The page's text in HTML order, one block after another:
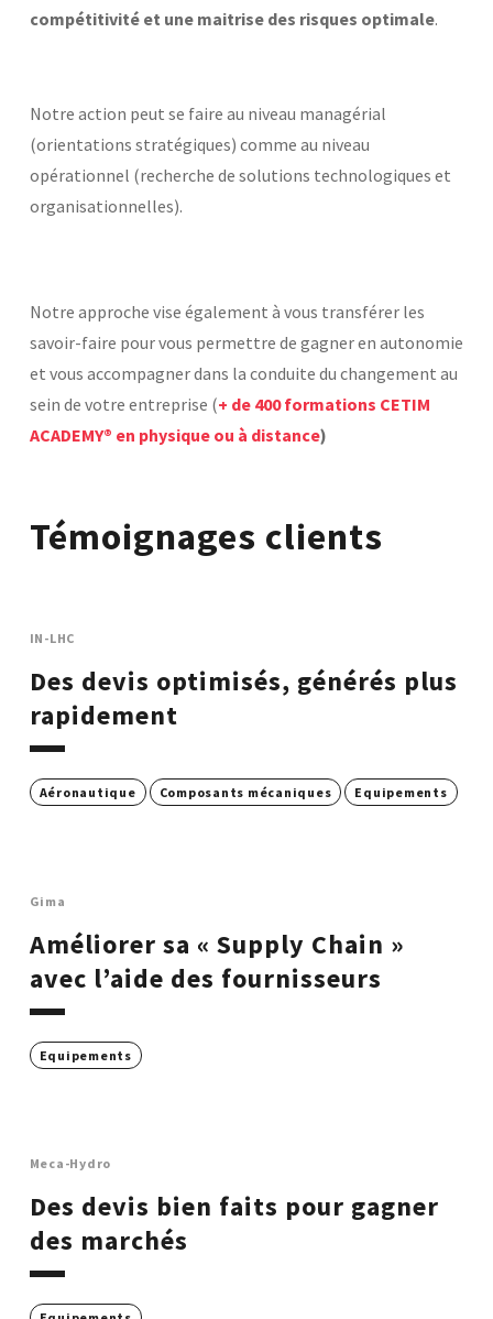
compétitivité et une maitrise des risques optimale.
Notre action peut se faire au niveau managérial
(orientations stratégiques) comme au niveau
opérationnel (recherche de solutions technologiques et
organisationnelles).
Notre approche vise également à vous transférer les
savoir-faire pour vous permettre de gagner en autonomie
et vous accompagner dans la conduite du changement au
sein de votre entreprise (+ de 400 formations CETIM
ACADEMY® en physique ou à distance)
Témoignages clients
IN-LHC
Des devis optimisés, générés plus
rapidement
Aéronautique Composants mécaniques Equipements
Gima
Améliorer sa « Supply Chain »
avec l’aide des fournisseurs
Equipements
Meca-Hydro
Des devis bien faits pour gagner
des marchés